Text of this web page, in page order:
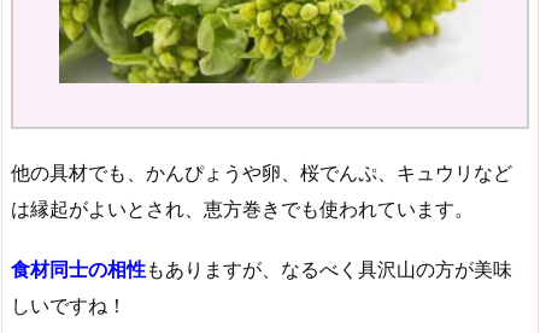
他の具材でも、かんぴょうや卵、桜でんぷ、キュウリなど
は縁起がよいとされ、恵方巻きでも使われています。
食材同士の相性もありますが、なるべく具沢山の方が美味
しいですね！